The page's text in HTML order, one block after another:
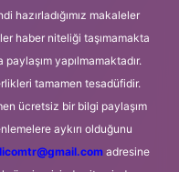
hazırladığımız makaleler
haber niteliği taşımamakta
yapılmamaktadır.
tamamen tesadüfidir.
ücretsiz bir bilgi paylaşım
aykırı olduğunu
adresine